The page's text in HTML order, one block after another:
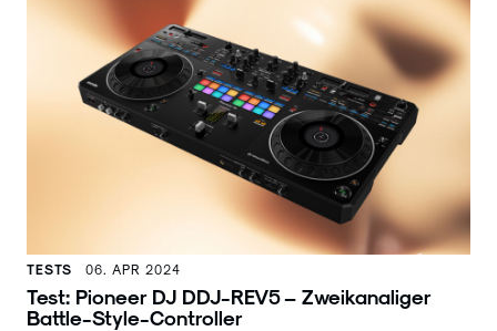
TESTS 06. APR 2024
Test: Pioneer DJ DDJ-REV5 – Zweikanaliger
Battle-Style-Controller